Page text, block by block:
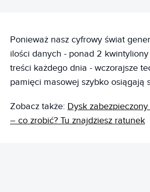
Ponieważ nasz cyfrowy świat
ilości danych - ponad 2
treści każdego dnia - wczorajsze
pamięci masowej szybko osiągają
Zobacz także: Dysk
– co zrobić? Tu znajdziesz ratunek